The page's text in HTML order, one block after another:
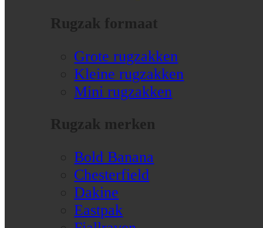
Rugzak formaat
Grote rugzakken
Kleine rugzakken
Mini rugzakken
Rugzak merken
Bold Banana
Chesterfield
Dakine
Eastpak